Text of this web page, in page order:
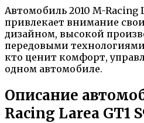
Автомобиль 2010 M-Racing
привлекает внимание
дизайном, высокой
передовыми
кто ценит комфорт,
одном автомобиле.
Описание
Racing Larea GT1